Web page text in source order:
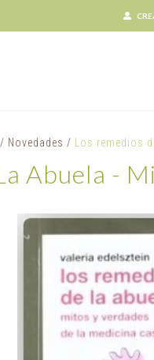
/ Novedades / Los remedios
Abuela -